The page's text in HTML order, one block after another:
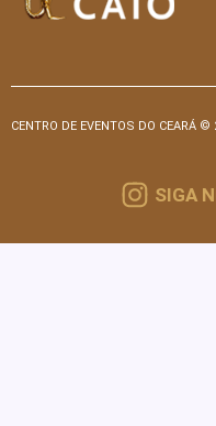
CENTRO DE EVENTOS DO CEARÁ
SIGA